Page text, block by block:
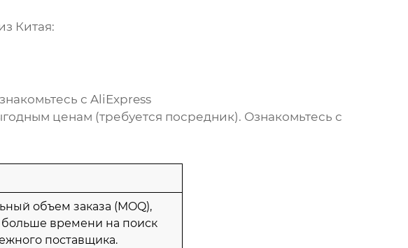
Китая:
с AliExpress
ценам (требуется посредник). Ознакомьтесь с
объем заказа (MOQ),
больше времени на поиск
поставщика.